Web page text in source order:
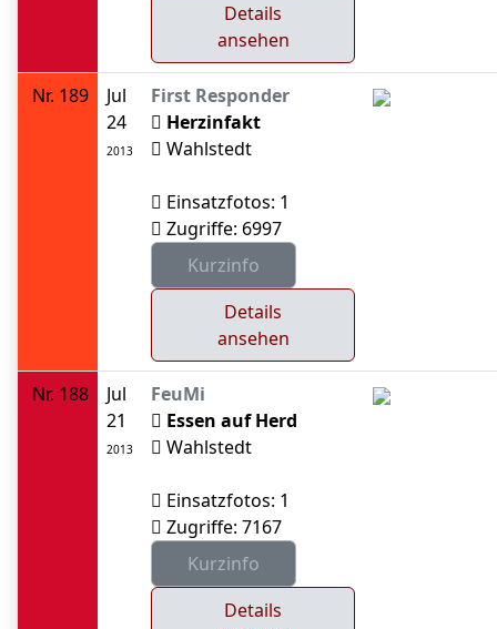
Details
ansehen
Nr. 189
Jul
24
2013
First Responder
Herzinfakt
Wahlstedt
Einsatzfotos: 1
Zugriffe: 6997
Details
ansehen
Nr. 188
Jul
21
2013
FeuMi
Essen auf Herd
Wahlstedt
Einsatzfotos: 1
Zugriffe: 7167
Details